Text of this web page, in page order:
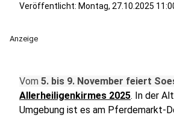
Veröffentlicht: Montag, 27.10.2025
Anzeige
Vom 5. bis 9. November feiert
Allerheiligenkirmes 2025. In der
Umgebung ist es am Pferdemarkt-